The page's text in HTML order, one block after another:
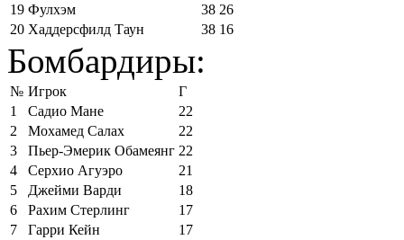
19 Фулхэм 38 26
20 Хаддерсфилд Таун 38 16
Бомбардиры:
№ Игрок
Г
1
Садио Мане
22
2
Мохамед Салах
22
3
Пьер-Эмерик Обамеянг 22
4
Серхио Агуэро
21
5
Джейми Варди
18
6
Рахим Стерлинг
17
7
Гарри Кейн
17